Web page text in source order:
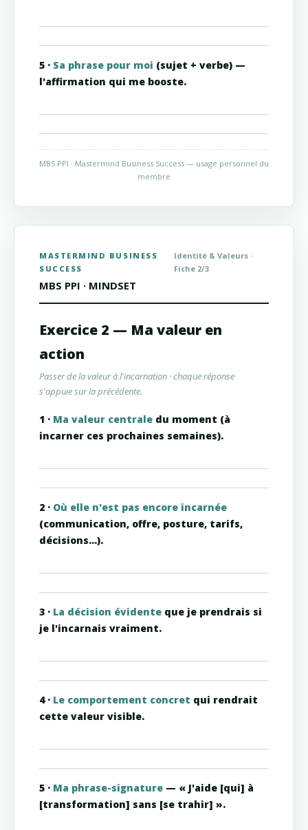
5 · Sa phrase pour moi (sujet + verbe) —
l'affirmation qui me booste.
MBS PPI · Mastermind Business Success — usage personnel du
membre
MASTERMIND BUSINESS
SUCCESS
MBS PPI · MINDSET
Identité & Valeurs ·
Fiche 2/3
Exercice 2 — Ma valeur en
action
Passer de la valeur à l'incarnation · chaque réponse
s'appuie sur la précédente.
1 · Ma valeur centrale du moment (à
incarner ces prochaines semaines).
2 · Où elle n'est pas encore incarnée
(communication, offre, posture, tarifs,
décisions…).
3 · La décision évidente que je prendrais si
je l'incarnais vraiment.
4 · Le comportement concret qui rendrait
cette valeur visible.
5 · Ma phrase-signature — « J'aide [qui] à
[transformation] sans [se trahir] ».